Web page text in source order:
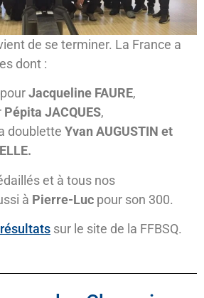
de se terminer. La France a
dont :
pourJacqueline FAURE,
Pépita JACQUES,
doublette Yvan AUGUSTIN et
et à tous nos
à Pierre-Luc pour son 300.
sur le site de la FFBSQ.